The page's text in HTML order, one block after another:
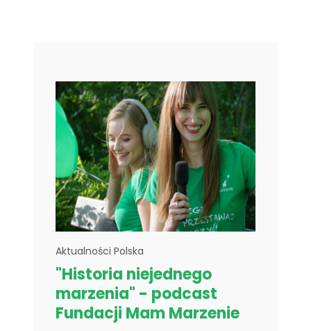
Aktualności Polska
"Historia niejednego
marzenia" - podcast
Fundacji Mam Marzenie